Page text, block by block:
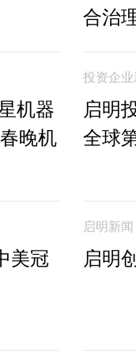
合治
机器
晚机
投资企业
启明
全球
美冠
启明新闻
启明